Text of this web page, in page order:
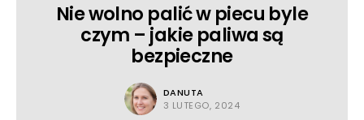
Nie wolno palić w piecu byle
czym – jakie paliwa są
bezpieczne
DANUTA
3 LUTEGO, 2024